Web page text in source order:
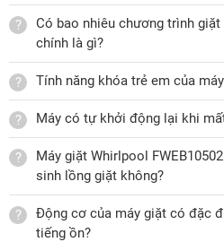
Vỏ máy giặt sơn tĩnh
Lồng giặt được làm bằng thép
không ố vàng, hạn chế mảng
đảm bảo lồng giặt luôn sạch sẽ.
Lồng giặt được
Nắp máy giặt được làm bằng
mang lại sự chắc chắn, bền bỉ,
kẹt tay.
Có bao nhiêu chương trình
chính là gì?
Tính năng khóa trẻ em của
Máy có tự khởi động lại khi
Máy giặt Whirlpool
sinh lồng giặt không?
Động cơ của máy giặt có đặc
tiếng ồn?